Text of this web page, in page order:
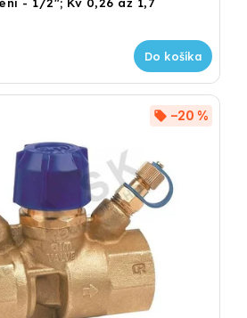
- 1/2"; Kv 0,26 až 1,7
Do košíka
–20 %